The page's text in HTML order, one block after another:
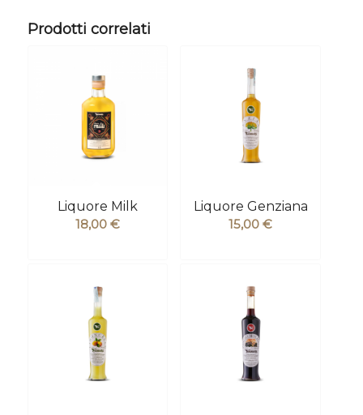
Prodotti correlati
Liquore Milk
18,00 €
Liquore Genziana
15,00€